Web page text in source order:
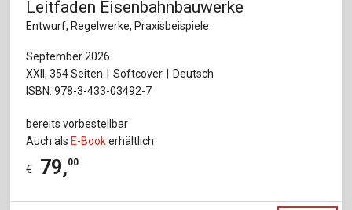
Leitfaden Eisenbahnbauwerke
Entwurf, Regelwerke, Praxisbeispiele
September 2026
XXII, 354 Seiten
Softcover
Deutsch
ISBN: 978-3-433-03492-7
bereits vorbestellbar
Auch als E-Bookerhältlich
€ 79,00